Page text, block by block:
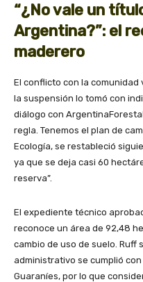
“¿No vale un
Argentina?”: el
maderero
El conflicto con la comunidad
la suspensión lo tomó con
diálogo con
regla. Tenemos el plan de
Ecología, se restableció
ya que se deja casi 60
reserva”.
El expediente técnico
reconoce un área de 92,48
cambio de uso de suelo. Ruff
administrativo se cumplió
Guaraníes, por lo que